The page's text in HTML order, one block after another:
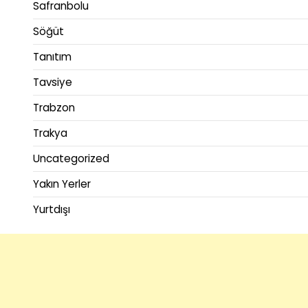
Safranbolu
Söğüt
Tanıtım
Tavsiye
Trabzon
Trakya
Uncategorized
Yakın Yerler
Yurtdışı